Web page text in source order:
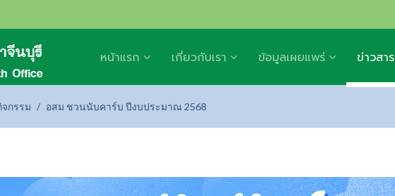
หน้าแรก เกี่ยวกับเรา ข้อมูลเผยแพร่ ข่าวสาร
กรรม อสม ชวนนับคาร์บ ปีงบประมาณ 2568